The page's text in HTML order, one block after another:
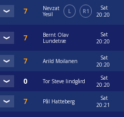
Nevzat
Yesil
L R1
Sat
20:20
Bernt Olav
Lundetræ
Sat
20:20
Arild Moilanen
Sat
20:20
Tor Steve lindgård
Sat
20:20
Pål Hatteberg
Sat
20:21